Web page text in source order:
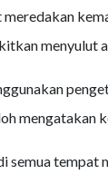
meredakan
menyulut
mengatakan
semua tempat